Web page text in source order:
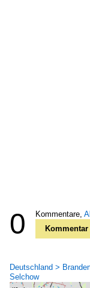
0 Kommentare,
Kommentar
Deutschland >
Selchow